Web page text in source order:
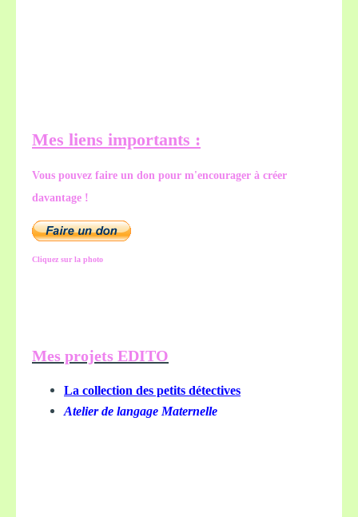
Mes liens importants :
Vous pouvez faire un don pour m'encourager à créer
davantage !
Cliquez sur la photo
Mes projets EDITO
La collection des petits détectives
Atelier de langage Maternelle